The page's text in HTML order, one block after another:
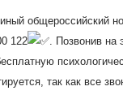
общероссийский
122
. Позвонив на
так как все